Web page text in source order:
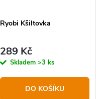
Ryobi Kšiltovka
289 Kč
Skladem >3 ks
DO KOŠÍKU